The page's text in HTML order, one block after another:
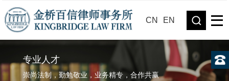
CN EN
专业人才
崇尚法制，勤勉敬业，业务精专，合作共赢